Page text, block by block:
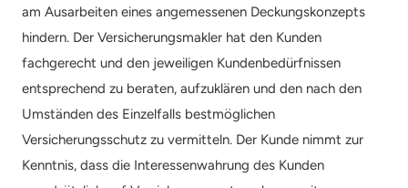
am Ausarbeiten eines angemessenen Deckungskonzepts
hindern. Der Versicherungsmakler hat den Kunden
fachgerecht und den jeweiligen Kundenbedürfnissen
entsprechend zu beraten, aufzuklären und den nach den
Umständen des Einzelfalls bestmöglichen
Versicherungsschutz zu vermitteln. Der Kunde nimmt zur
Kenntnis, dass die Interessenwahrung des Kunden